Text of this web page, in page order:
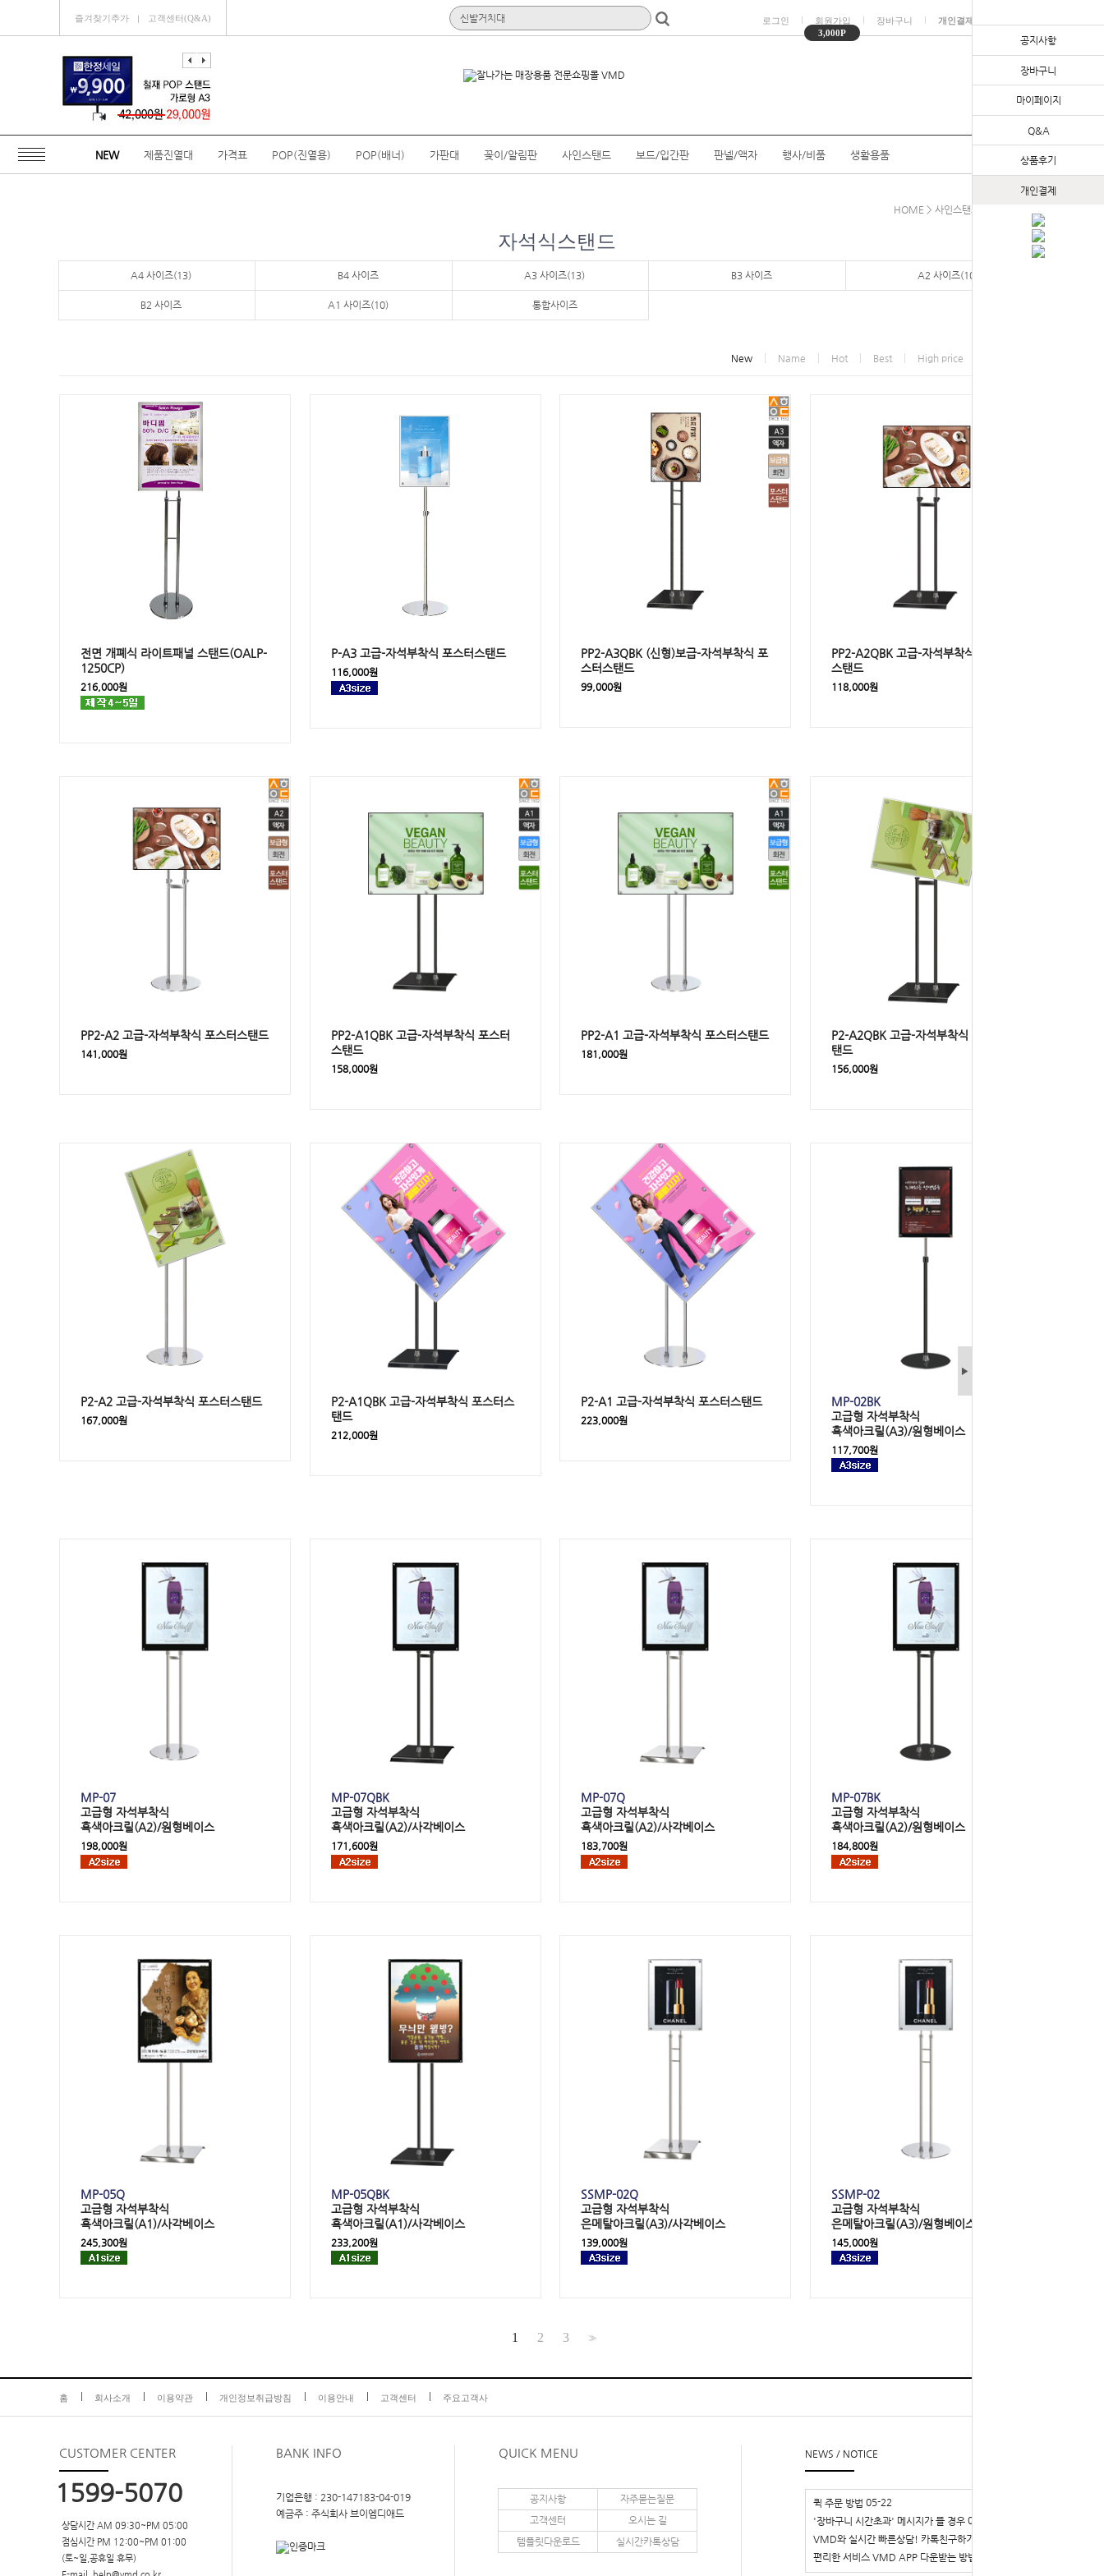
▶
공지사항
장바구니
마이페이지
Q&A
상품후기
개인결제
즐겨찾기추가 ㅣ 고객센터(Q&A) 로그인
회원가입
3,000P
장바구니 개인결제
NEW 제품진열대 가격표 POP(진열용) POP(배너) 가판대 꽂이/알림판 사인스탠드 보드/입간판 판넬/액자 행사/비품 생활용품
HOME > 사인스탠드
자석식스탠드
A4 사이즈(13) B4 사이즈 A3 사이즈(13) B3 사이즈 A2 사이즈(10)
B2 사이즈 A1 사이즈(10) 통합사이즈
New Name Hot Best High price
전면 개폐식 라이트패널 스탠드(OALP-
1250CP)
216,000원
P-A3 고급-자석부착식 포스터스탠드
116,000원
PP2-A3QBK (신형)보급-자석부착식 포
스터스탠드
99,000원
PP2-A2QBK 고급-자석부착식 포스터
스탠드
118,000원
PP2-A2 고급-자석부착식 포스터스탠드
141,000원
PP2-A1QBK 고급-자석부착식 포스터
스탠드
158,000원
PP2-A1 고급-자석부착식 포스터스탠드
181,000원
P2-A2QBK 고급-자석부착식 포스터스
탠드
156,000원
P2-A2 고급-자석부착식 포스터스탠드
167,000원
P2-A1QBK 고급-자석부착식 포스터스
탠드
212,000원
P2-A1 고급-자석부착식 포스터스탠드
223,000원
MP-02BK
고급형 자석부착식
흑색아크릴(A3)/원형베이스
117,700원
MP-07
고급형 자석부착식
흑색아크릴(A2)/원형베이스
198,000원
MP-07QBK
고급형 자석부착식
흑색아크릴(A2)/사각베이스
171,600원
MP-07Q
고급형 자석부착식
흑색아크릴(A2)/사각베이스
183,700원
MP-07BK
고급형 자석부착식
흑색아크릴(A2)/원형베이스
184,800원
MP-05Q
고급형 자석부착식
흑색아크릴(A1)/사각베이스
245,300원
MP-05QBK
고급형 자석부착식
흑색아크릴(A1)/사각베이스
233,200원
SSMP-02Q
고급형 자석부착식
은메탈아크릴(A3)/사각베이스
139,000원
SSMP-02
고급형 자석부착식
은메탈아크릴(A3)/원형베이스
145,000원
1 2 3 >>
홈 회사소개 이용약관 개인정보취급방침 이용안내 고객센터 주요고객사
CUSTOMER CENTER
1599-5070
상담시간 AM 09:30~PM 05:00
점심시간 PM 12:00~PM 01:00
(토~일,공휴일 휴무)
BANK INFO
기업은행 : 230-147183-04-019
예금주 : 주식회사 브이엠디애드
QUICK MENU
공지사항
자주묻는질문
고객센터
오시는 길
템플릿다운로드
실시간카톡상담
NEWS / NOTICE
퀵 주문 방법 05-22
'장바구니 시간초과' 메시지가 뜰 경우 03-29
VMD와 실시간 빠른상담! 카톡친구하기
편리한 서비스 VMD APP 다운받는 방법